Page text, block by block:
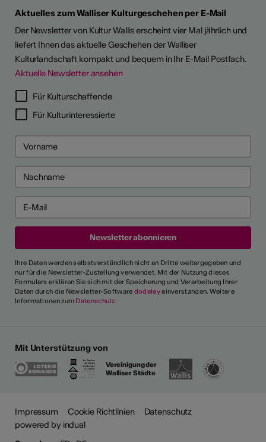
Aktuelles zum Walliser Kulturgeschehen per E-Mail
Der Newsletter von Kultur Wallis erscheint vier Mal jährlich und
liefert Ihnen das aktuelle Geschehen der Walliser
Kulturlandschaft kompakt und bequem in Ihr E-Mail Postfach.
Aktuelle Newsletter ansehen
Für Kulturschaffende
Für Kulturinteressierte
Ihre Daten werden selbstverständlich nicht an Dritte weitergegeben und
nur für die Newsletter-Zustellung verwendet. Mit der Nutzung dieses
Formulars erklären Sie sich mit der Speicherung und Verarbeitung Ihrer
Daten durch die Newsletter-Software dodeleyeinverstanden. Weitere
Informationen zum Datenschutz.
Mit Unterstützung von
Vereinigung der
Walliser Städte
Impressum Cookie Richtlinien
Datenschutz
powered by indual